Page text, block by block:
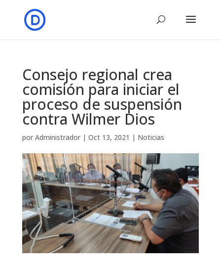
Consejo regional crea
comisión para iniciar el
proceso de suspensión
contra Wilmer Dios
por Administrador| Oct 13, 2021 | Noticias